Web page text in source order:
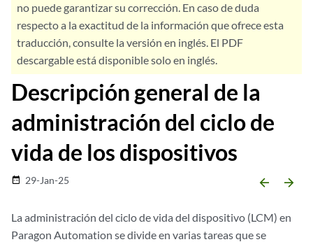
no puede garantizar su corrección. En caso de duda
respecto a la exactitud de la información que ofrece esta
traducción, consulte la versión en inglés. El PDF
descargable está disponible solo en inglés.
Descripción general de la
administración del ciclo de
vida de los dispositivos
date_range 29-Jan-25 arrow_backward arrow_forward
La administración del ciclo de vida del dispositivo (LCM) en
Paragon Automation se divide en varias tareas que se